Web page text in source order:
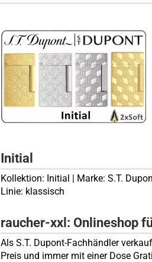
Initial
Kollektion: Initial | Marke: S.T.
Linie: klassisch
raucher-xxl: Onlineshop
Als S.T. Dupont-Fachhändler
Preis und immer mit einer Dose